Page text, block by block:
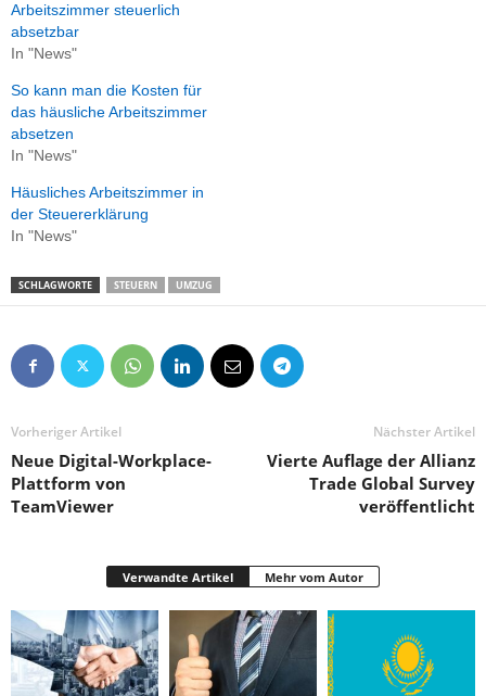
Arbeitszimmer steuerlich
absetzbar
In "News"
So kann man die Kosten für
das häusliche Arbeitszimmer
absetzen
In "News"
Häusliches Arbeitszimmer in
der Steuererklärung
In "News"
SCHLAGWORTE STEUERN UMZUG
Vorheriger Artikel
Neue Digital-Workplace-
Plattform von
TeamViewer
Nächster Artikel
Vierte Auflage der Allianz
Trade Global Survey
veröffentlicht
Verwandte Artikel Mehr vom Autor